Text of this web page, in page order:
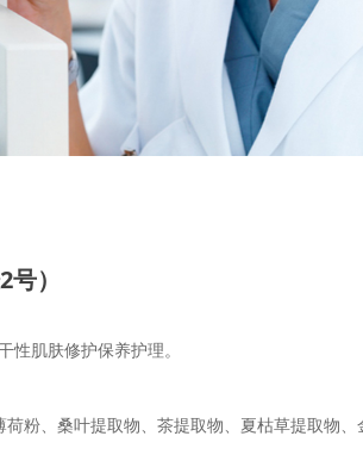
）
肌肤修护保养护理。
粉、桑叶提取物、茶提取物、夏枯草提取物、